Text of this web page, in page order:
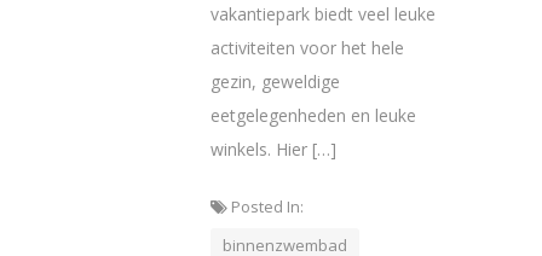
vakantiepark biedt veel leuke
activiteiten voor het hele
gezin, geweldige
eetgelegenheden en leuke
winkels. Hier […]
Posted In:
binnenzwembad